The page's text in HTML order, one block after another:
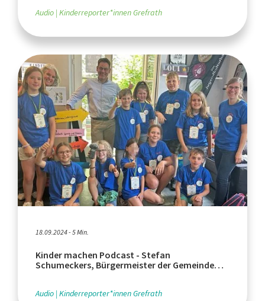
Audio Kinderreporter*innen Grefrath
18.09.2024 - 5 Min.
Kinder machen Podcast - Stefan
Schumeckers, Bürgermeister der Gemeinde
Audio Kinderreporter*innen Grefrath